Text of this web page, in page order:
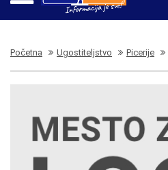
Početna Ugostiteljstvo Picerije